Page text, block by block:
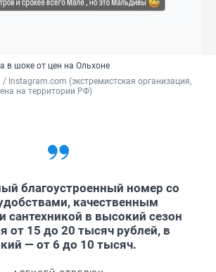
в шоке от цен на Ольхоне
/ Instagram.com (экстремистская организация,
на территории РФ)
благоустроенный номер со
качественным
сантехникой в высокий сезон
от 15 до 20 тысяч рублей, в
— от 6 до 10 тысяч.